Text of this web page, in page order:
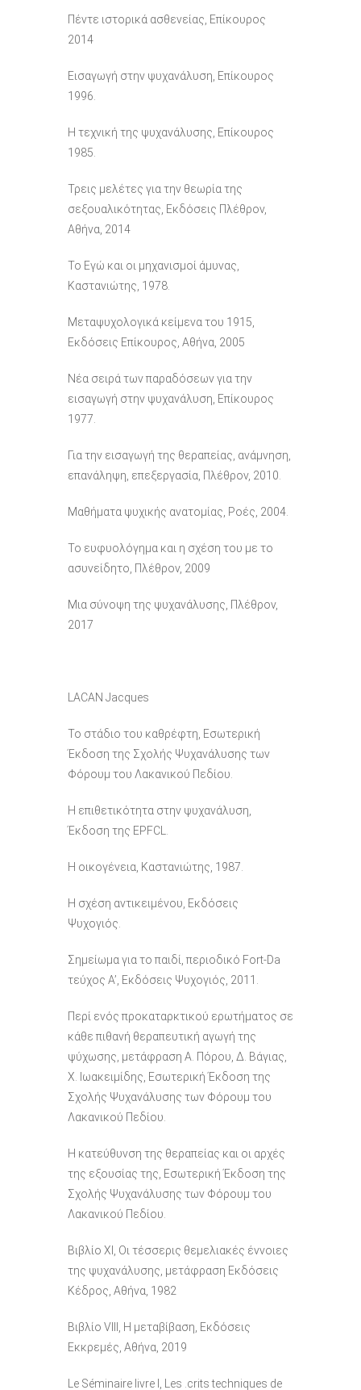
Πέντε ιστορικά ασθενείας, Επίκουρος
2014
Εισαγωγή στην ψυχανάλυση, Επίκουρος
1996.
Η τεχνική της ψυχανάλυσης, Επίκουρος
1985.
Τρεις μελέτες για την θεωρία της
σεξουαλικότητας, Εκδόσεις Πλέθρον,
Αθήνα, 2014
Το Εγώ και οι μηχανισμοί άμυνας,
Καστανιώτης, 1978.
Μεταψυχολογικά κείμενα του 1915,
Εκδόσεις Επίκουρος, Αθήνα, 2005
Νέα σειρά των παραδόσεων για την
εισαγωγή στην ψυχανάλυση, Επίκουρος
1977.
Για την εισαγωγή της θεραπείας, ανάμνηση,
επανάληψη, επεξεργασία, Πλέθρον, 2010.
Μαθήματα ψυχικής ανατομίας, Ροές, 2004.
Το ευφυολόγημα και η σχέση του με το
ασυνείδητο, Πλέθρον, 2009
Μια σύνοψη της ψυχανάλυσης, Πλέθρον,
2017
LACAN Jacques
Το στάδιο του καθρέφτη, Εσωτερική
Έκδοση της Σχολής Ψυχανάλυσης των
Φόρουμ του Λακανικού Πεδίου.
Η επιθετικότητα στην ψυχανάλυση,
Έκδοση της EPFCL.
Η οικογένεια, Καστανιώτης, 1987.
Η σχέση αντικειμένου, Εκδόσεις
Ψυχογιός.
Σημείωμα για το παιδί, περιοδικό Fort-Da
τεύχος Α’, Εκδόσεις Ψυχογιός, 2011.
Περί ενός προκαταρκτικού ερωτήματος σε
κάθε πιθανή θεραπευτική αγωγή της
ψύχωσης, μετάφραση Α. Πόρου, Δ. Βάγιας,
Χ. Ιωακειμίδης, Εσωτερική Έκδοση της
Σχολής Ψυχανάλυσης των Φόρουμ του
Λακανικού Πεδίου.
Η κατεύθυνση της θεραπείας και οι αρχές
της εξουσίας της, Εσωτερική Έκδοση της
Σχολής Ψυχανάλυσης των Φόρουμ του
Λακανικού Πεδίου.
Βιβλίο ΧΙ, Οι τέσσερις θεμελιακές έννοιες
της ψυχανάλυσης, μετάφραση Εκδόσεις
Κέδρος, Αθήνα, 1982
Βιβλίο VIII, Η μεταβίβαση, Εκδόσεις
Εκκρεμές, Αθήνα, 2019
Le Séminaire livre I, Les .crits techniques de